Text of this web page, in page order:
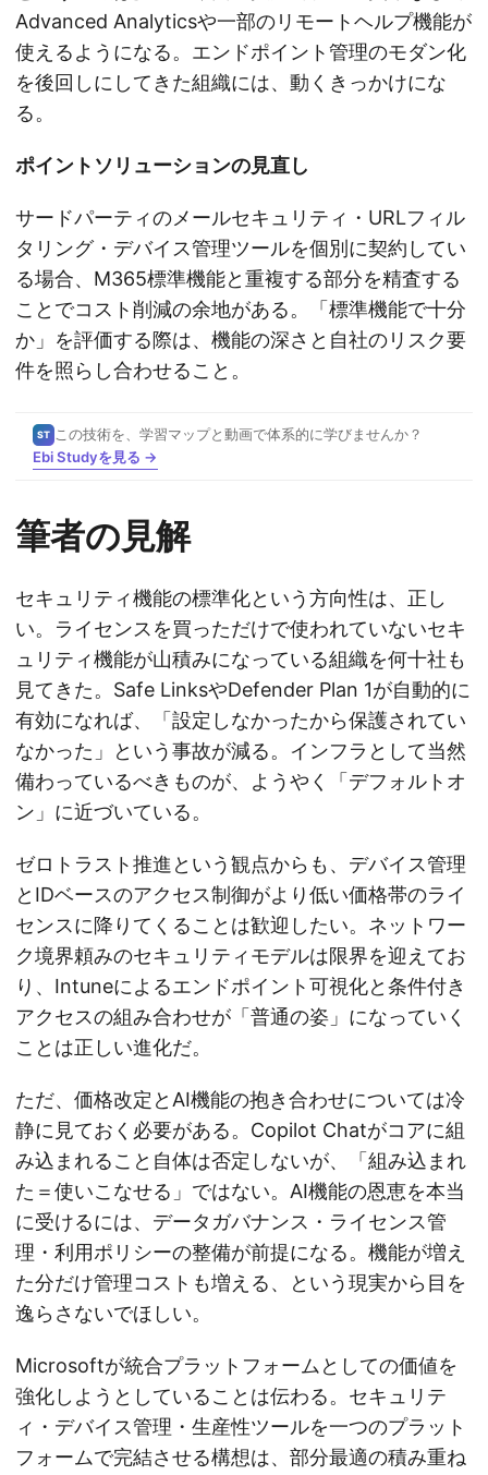
Advanced Analyticsや一部のリモートヘルプ機能が
使えるようになる。エンドポイント管理のモダン化
を後回しにしてきた組織には、動くきっかけにな
る。
ポイントソリューションの見直し
サードパーティのメールセキュリティ・URLフィル
タリング・デバイス管理ツールを個別に契約してい
る場合、M365標準機能と重複する部分を精査する
ことでコスト削減の余地がある。「標準機能で十分
か」を評価する際は、機能の深さと自社のリスク要
件を照らし合わせること。
ST この技術を、学習マップと動画で体系的に学びませんか？
Ebi Studyを見る →
筆者の見解
セキュリティ機能の標準化という方向性は、正し
い。ライセンスを買っただけで使われていないセキ
ュリティ機能が山積みになっている組織を何十社も
見てきた。Safe LinksやDefender Plan 1が自動的に
有効になれば、「設定しなかったから保護されてい
なかった」という事故が減る。インフラとして当然
備わっているべきものが、ようやく「デフォルトオ
ン」に近づいている。
ゼロトラスト推進という観点からも、デバイス管理
とIDベースのアクセス制御がより低い価格帯のライ
センスに降りてくることは歓迎したい。ネットワー
ク境界頼みのセキュリティモデルは限界を迎えてお
り、Intuneによるエンドポイント可視化と条件付き
アクセスの組み合わせが「普通の姿」になっていく
ことは正しい進化だ。
ただ、価格改定とAI機能の抱き合わせについては冷
静に見ておく必要がある。Copilot Chatがコアに組
み込まれること自体は否定しないが、「組み込まれ
た＝使いこなせる」ではない。AI機能の恩恵を本当
に受けるには、データガバナンス・ライセンス管
理・利用ポリシーの整備が前提になる。機能が増え
た分だけ管理コストも増える、という現実から目を
逸らさないでほしい。
Microsoftが統合プラットフォームとしての価値を
強化しようとしていることは伝わる。セキュリテ
ィ・デバイス管理・生産性ツールを一つのプラット
フォームで完結させる構想は、部分最適の積み重ね